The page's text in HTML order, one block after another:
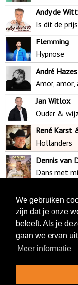
Andy de Witt
Is dit de prijs
Flemming
Hypnose
André Hazes
Amor, amor,
Jan Witlox
Ouder &
René Karst
Hollanders
Dennis van
Dans met
Twee
Raymon
Systeem
Hans
We gebruiken
zijn dat je onze
beleeft. Als je
gaan we ervan
Meer informatie